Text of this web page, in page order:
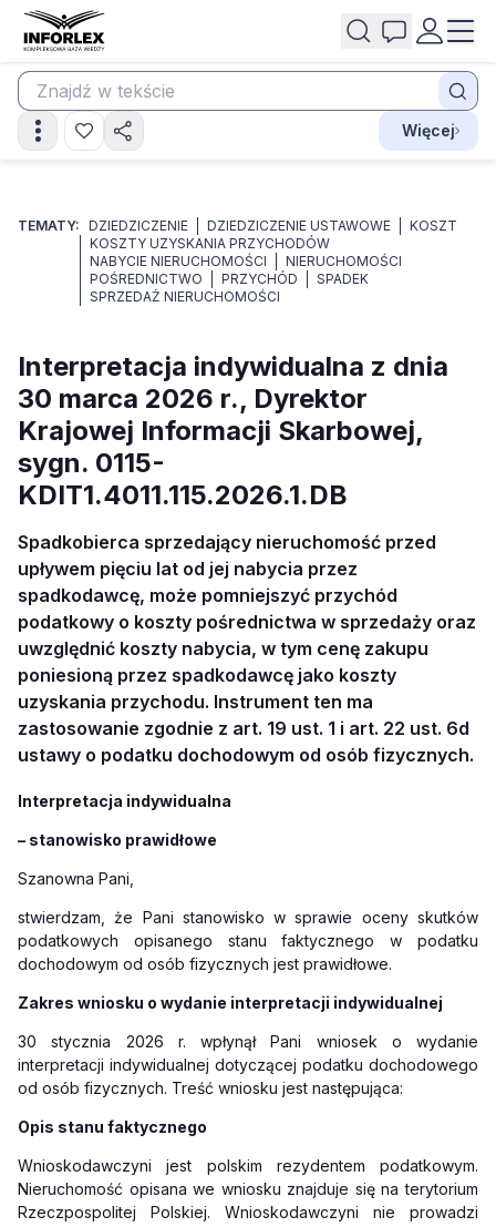
Więcej
TEMATY: DZIEDZICZENIE DZIEDZICZENIE USTAWOWE
KOSZT
KOSZTY UZYSKANIA PRZYCHODÓW
NABYCIE NIERUCHOMOŚCI
NIERUCHOMOŚCI
POŚREDNICTWO
PRZYCHÓD
SPADEK
SPRZEDAŻ NIERUCHOMOŚCI
Interpretacja indywidualna z dnia
30 marca 2026 r., Dyrektor
Krajowej Informacji Skarbowej,
sygn. 0115-
KDIT1.4011.115.2026.1.DB
Spadkobierca sprzedający nieruchomość przed
upływem pięciu lat od jej nabycia przez
spadkodawcę, może pomniejszyć przychód
podatkowy o koszty pośrednictwa w sprzedaży oraz
uwzględnić koszty nabycia, w tym cenę zakupu
poniesioną przez spadkodawcę jako koszty
uzyskania przychodu. Instrument ten ma
zastosowanie zgodnie z art. 19 ust. 1 i art. 22 ust. 6d
ustawy o podatku dochodowym od osób fizycznych.
Interpretacja indywidualna
– stanowisko prawidłowe
Szanowna Pani,
stwierdzam, że Pani stanowisko w sprawie oceny skutków
podatkowych opisanego stanu faktycznego w podatku
dochodowym od osób fizycznych jest prawidłowe.
Zakres wniosku o wydanie interpretacji indywidualnej
30 stycznia 2026 r. wpłynął Pani wniosek o wydanie
interpretacji indywidualnej dotyczącej podatku dochodowego
od osób fizycznych. Treść wniosku jest następująca:
Opis stanu faktycznego
Wnioskodawczyni jest polskim rezydentem podatkowym.
Nieruchomość opisana we wniosku znajduje się na terytorium
Rzeczpospolitej Polskiej. Wnioskodawczyni nie prowadzi